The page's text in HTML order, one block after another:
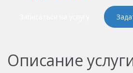
Описание